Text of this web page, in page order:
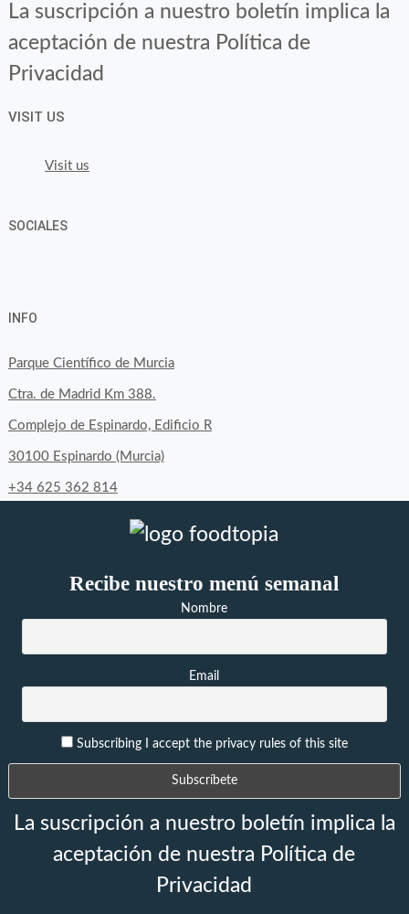
La suscripción a nuestro boletín implica la
aceptación de nuestra Política de
Privacidad
VISIT US
Visit us
SOCIALES
on
Facebook
on
Twitter
on
Instagram
INFO
Parque Científico de Murcia
Ctra. de Madrid Km 388.
Complejo de Espinardo, Edificio R
30100 Espinardo (Murcia)
+34 625 362 814
Recibe nuestro menú semanal
Nombre
Email
Subscribing I accept the privacy rules of this site
La suscripción a nuestro boletín implica la
aceptación de nuestra Política de
Privacidad